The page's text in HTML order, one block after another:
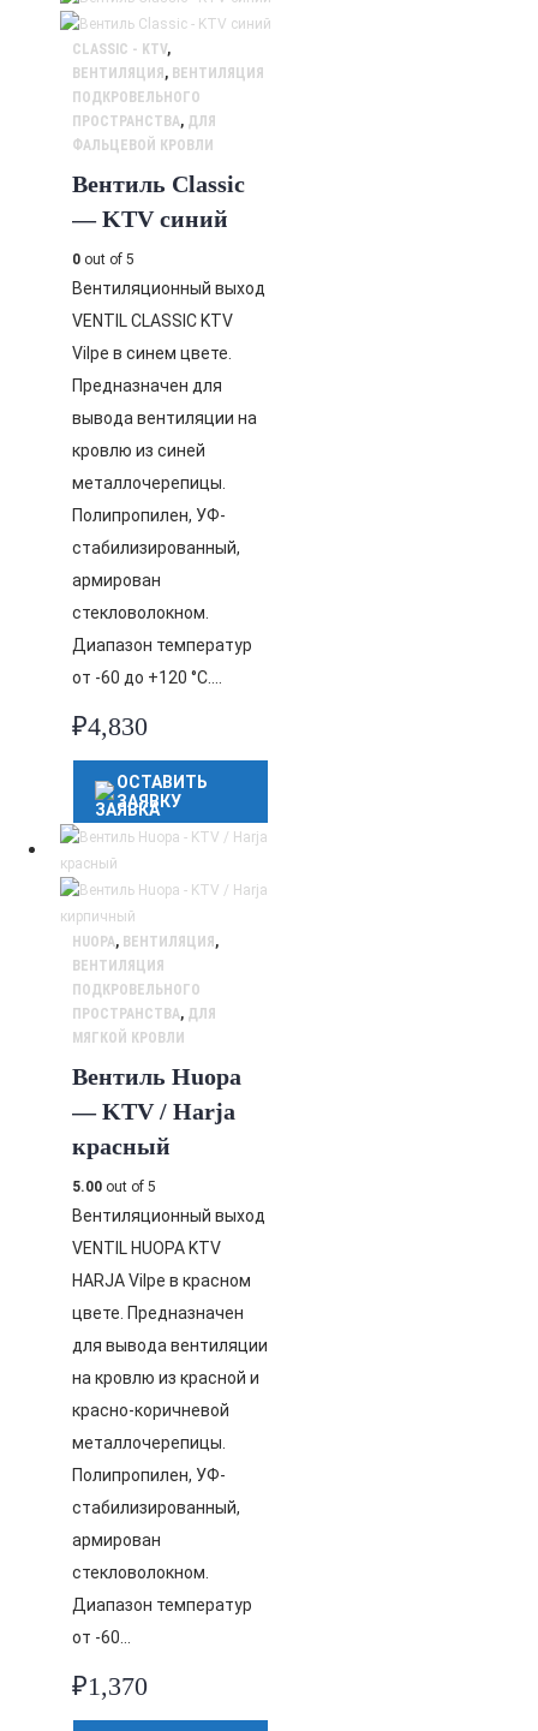
CLASSIC - KTV,
ВЕНТИЛЯЦИЯ , ВЕНТИЛЯЦИЯ
ПОДКРОВЕЛЬНОГО
ПРОСТРАНСТВА, ДЛЯ
ФАЛЬЦЕВОЙ КРОВЛИ
Вентиль Classic
— KTV синий
0 out of 5
Вентиляционный выход
VENTIL CLASSIC KTV
Vilpe в синем цвете.
Предназначен для
вывода вентиляции на
кровлю из синей
металлочерепицы.
Полипропилен, УФ-
стабилизированный,
армирован
стекловолокном.
Диапазон температур
от -60 до +120 °C….
₽4,830
ОСТАВИТЬ
ЗАЯВКУ
HUOPA, ВЕНТИЛЯЦИЯ ,
ВЕНТИЛЯЦИЯ
ПОДКРОВЕЛЬНОГО
ПРОСТРАНСТВА, ДЛЯ
МЯГКОЙ КРОВЛИ
Вентиль Huopa
— KTV / Harja
красный
5.00 out of 5
Вентиляционный выход
VENTIL HUOPA KTV
HARJA Vilpe в красном
цвете. Предназначен
для вывода вентиляции
на кровлю из красной и
красно-коричневой
металлочерепицы.
Полипропилен, УФ-
стабилизированный,
армирован
стекловолокном.
Диапазон температур
от -60…
₽1,370